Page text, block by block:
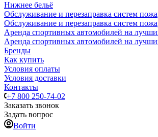
Нижнее бельё
Обслуживание и перезаправка систем
Обслуживание и перезаправка систем
Аренда спортивных автомобилей на
Аренда спортивных автомобилей на
Бренды
Как купить
Условия оплаты
Условия доставки
Контакты
+7 800 250-74-02
Заказать звонок
Задать вопрос
Войти